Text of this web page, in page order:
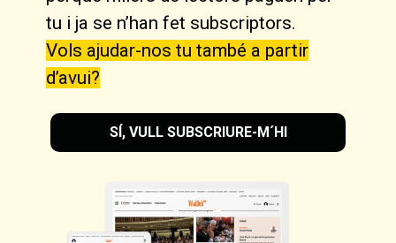
tu i ja se n’han fet subscriptors.
Vols ajudar-nos tu també a partir
d’avui?
SÍ, VULL SUBSCRIURE-M´HI